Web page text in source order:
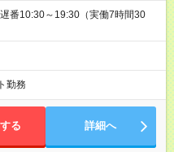
番10:30～19:30（実働7時間30
勤務
る 詳細へ